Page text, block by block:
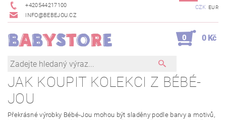
+420544217100
INFO@BEBEJOU.CZ
CZK EUR
0 0 Kč
JAK KOUPIT KOLEKCI Z BÉBÉ-
JOU
Překrásné výrobky Bébé-Jou mohou být sladěny podle barvy a motivů,